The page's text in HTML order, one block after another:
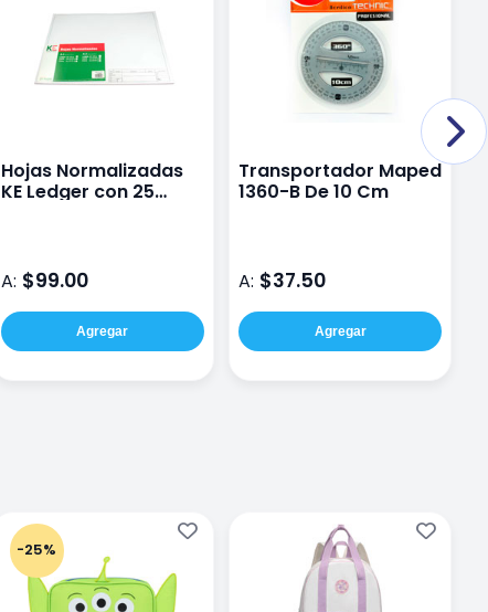
Hojas Normalizadas
KE Ledger con 25
A: $99.00
Agregar
Transportador Maped
1360-B De 10 Cm
A: $37.50
Agregar
-25%